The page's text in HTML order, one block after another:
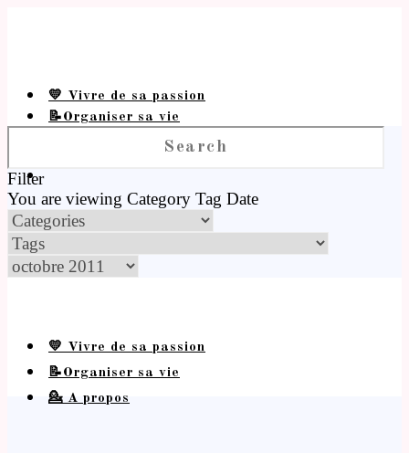
💛 Vivre de sa passion
📝Organiser sa vie
Filter
You are viewing Category Tag Date
💛 Vivre de sa passion
📝Organiser sa vie
💁 A propos